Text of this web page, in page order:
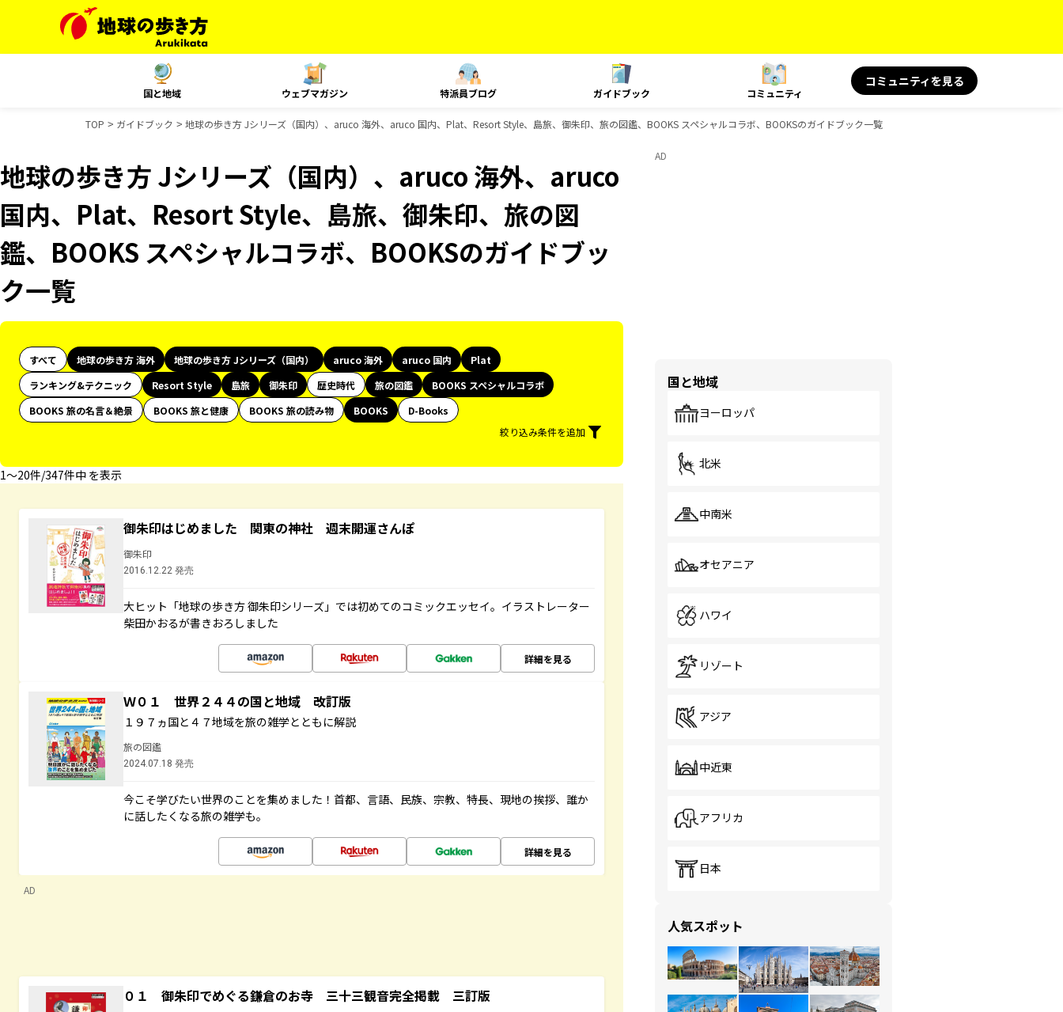
国と地域 ウェブマガジン 特派員ブログ ガイドブック コミュニティ
コミュニティを見る
TOP ガイドブック 地球の歩き方 Jシリーズ（国内）、aruco 海外、aruco 国内、Plat、Resort Style、島旅、御朱印、旅の図鑑、BOOKS スペシャルコラボ、BOOKSのガイドブック一覧
地球の歩き方 Jシリーズ（国内）、aruco 海外、aruco
国内、Plat、Resort Style、島旅、御朱印、旅の図
鑑、BOOKS スペシャルコラボ、BOOKSのガイドブッ
ク一覧
すべて 地球の歩き方 海外 地球の歩き方 Jシリーズ（国内） aruco 海外 aruco 国内
Plat
ランキング&テクニック
Resort Style 島旅 御朱印 歴史時代 旅の図鑑
BOOKS スペシャルコラボ
BOOKS 旅の名言＆絶景
BOOKS 旅と健康 BOOKS 旅の読み物 BOOKS
D-Books
絞り込み条件を追加
1〜20件/347件中 を表示
御朱印はじめました 関東の神社 週末開運さんぽ
御朱印
2016.12.22 発売
大ヒット「地球の歩き方 御朱印シリーズ」では初めてのコミックエッセイ。イラストレーター
柴田かおるが書きおろしました
詳細を見る
Ｗ０１ 世界２４４の国と地域 改訂版
１９７ヵ国と４７地域を旅の雑学とともに解説
旅の図鑑
2024.07.18 発売
今こそ学びたい世界のことを集めました！首都、言語、民族、宗教、特長、現地の挨拶、誰か
に話したくなる旅の雑学も。
詳細を見る
AD
０１ 御朱印でめぐる鎌倉のお寺 三十三観音完全掲載 三訂版
AD
国と地域
ヨーロッパ
北米
中南米
オセアニア
ハワイ
リゾート
アジア
中近東
アフリカ
日本
人気スポット